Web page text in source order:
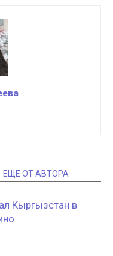
ЕЩЕ ОТ АВТОРА
Кыргызстан в